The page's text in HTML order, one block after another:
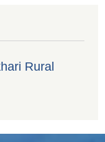
Rural